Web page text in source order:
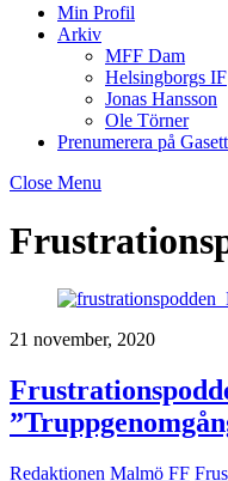
Min Profil
Arkiv
MFF Dam
Helsingborgs IF
Jonas Hansson
Ole Törner
Prenumerera på
Close Menu
21 november, 2020
Redaktionen Malmö FF